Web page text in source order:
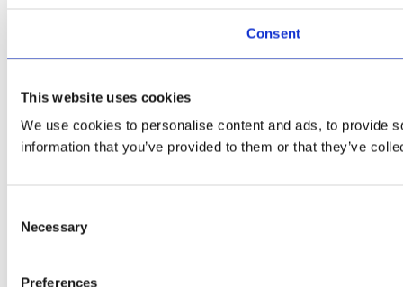
Consent
This website uses cookies
We use cookies to personalise content and ads, to provide
information that you’ve provided to them or that they’ve
Selection
Necessary
Preferences